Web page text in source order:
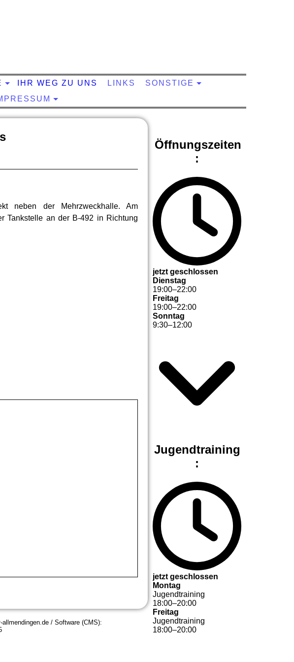
IHR WEG ZU UNS LINKS
SONSTIGE
neben der Mehrzweckhalle. Am
Tankstelle an der B-492 in Richtung
/ Software (CMS):
Öffnungszeiten
:
jetzt geschlossen
Dienstag
19:00–22:00
Freitag
19:00–22:00
Sonntag
9:30–12:00
Jugendtraining
:
jetzt geschlossen
Montag
Jugendtraining
18:00–20:00
Freitag
Jugendtraining
18:00–20:00